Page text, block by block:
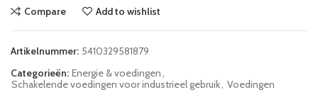
Compare Add to wishlist
Artikelnummer: 5410329581879
Categorieën: Energie & voedingen
Schakelende voedingen voor industrieel gebruik Voedingen